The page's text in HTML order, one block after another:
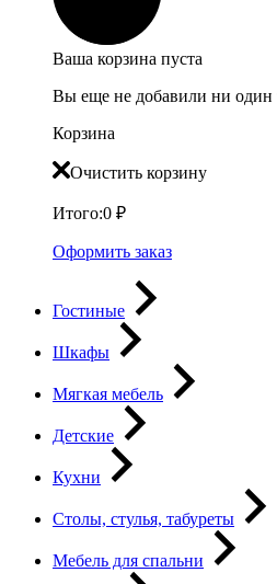
Ваша корзина пуста
Вы еще не добавили ни один
Корзина
Очистить корзину
Итого:0 ₽
Оформить заказ
Гостиные
Шкафы
Мягкая мебель
Детские
Кухни
Столы, стулья, табуреты
Мебель для спальни